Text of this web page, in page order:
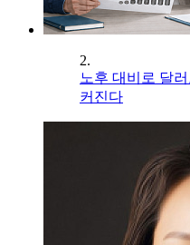
2.
노후 대비로 달
커진다